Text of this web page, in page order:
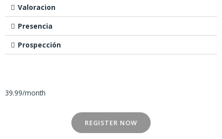
Valoracion
Presencia
Prospección
39.99/month
REGISTER NOW